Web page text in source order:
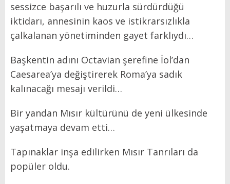
sessizce başarılı ve huzurla sürdürdüğü
iktidarı, annesinin kaos ve istikrarsızlıkla
çalkalanan yönetiminden gayet farklıydı…
Başkentin adını Octavian şerefine İol’dan
Caesarea’ya değiştirerek Roma’ya sadık
kalınacağı mesajı verildi…
Bir yandan Mısır kültürünü de yeni ülkesinde
yaşatmaya devam etti…
Tapınaklar inşa edilirken Mısır Tanrıları da
popüler oldu.